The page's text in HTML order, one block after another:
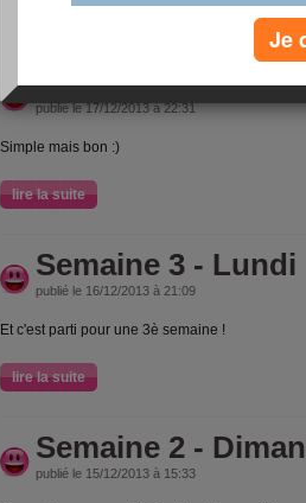
Semaine 3 - Mardi
publié le 17/12/2013 à 22:31
Simple mais bon :)
lire la suite
Semaine 3 - Lundi
publié le 16/12/2013 à 21:09
Et c'est parti pour une 3è semaine !
lire la suite
Semaine 2 -
publié le 15/12/2013 à 15:33
Je